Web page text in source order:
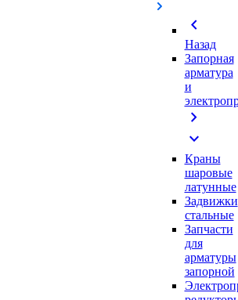
chevron_left
Назад
Запорная
арматура
и
chevron_right
expand_more
Краны
шаровые
латунные
Задвижки
стальные
Запчасти
для
арматуры
запорной